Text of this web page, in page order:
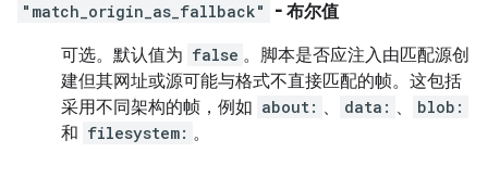
"match_origin_as_fallback"
- 布尔值
可选。 默认值为 false 。脚本是否应注入由匹配源创
建但其网址或源可能与格式不直接匹配的帧。这包括
采用不同架构的帧，例如 about: 、 data: 、 blob:
和 filesystem: 。